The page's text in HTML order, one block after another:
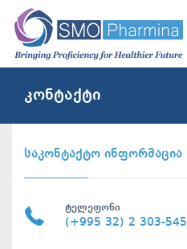
კონტაქტი
საკონტაქტო ინფორმაცია
ტელეფონი
(+995 32) 2 303-545